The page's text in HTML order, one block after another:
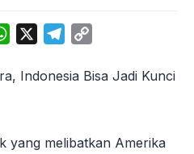
WhatsApp Telegram
yang melibatkan Amerika